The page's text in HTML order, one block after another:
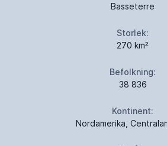
Basseterre
Storlek:
270 km²
Befolkning:
38 836
Kontinent:
Nordamerika,